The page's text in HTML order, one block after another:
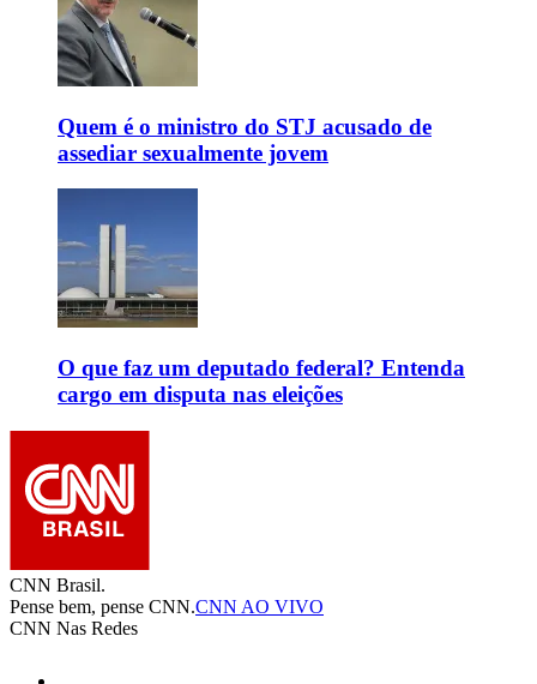
Quem é o ministro do STJ acusado de
assediar sexualmente jovem
O que faz um deputado federal? Entenda
cargo em disputa nas eleições
CNN Brasil.
Pense bem, pense CNN.CNN AO VIVO
CNN Nas Redes